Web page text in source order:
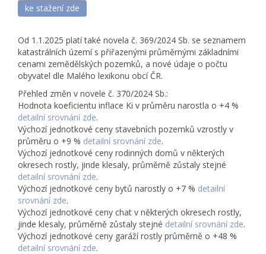
ke stažení zde
Od 1.1.2025 platí také novela č. 369/2024 Sb. se seznamem
katastrálních území s přiřazenými průměrnými základními
cenami zemědělských pozemků, a nové údaje o počtu
obyvatel dle Malého lexikonu obcí ČR.
Přehled změn v novele č. 370/2024 Sb.:
Hodnota koeficientu inflace Ki v průměru narostla o +4 %
detailní srovnání zde.
Výchozí jednotkové ceny stavebních pozemků vzrostly v
průměru o +9 % detailní srovnání zde.
Výchozí jednotkové ceny rodinných domů v některých
okresech rostly, jinde klesaly, průměrně zůstaly stejné
detailní srovnání zde.
Výchozí jednotkové ceny bytů narostly o +7 % detailní
srovnání zde.
Výchozí jednotkové ceny chat v některých okresech rostly,
jinde klesaly, průměrně zůstaly stejné detailní srovnání zde.
Výchozí jednotkové ceny garáží rostly průměrně o +48 %
detailní srovnání zde.